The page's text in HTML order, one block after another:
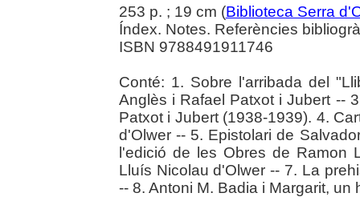
253 p. ; 19 cm (Biblioteca Serra
Índex. Notes. Referències
ISBN 9788491911746
Conté: 1. Sobre l'arribada del
Anglès i Rafael Patxot i Jubert --
Patxot i Jubert (1938-1939). 4.
d'Olwer -- 5. Epistolari de
l'edició de les Obres de Ramon
Lluís Nicolau d'Olwer -- 7. La
-- 8. Antoni M. Badia i Margarit,